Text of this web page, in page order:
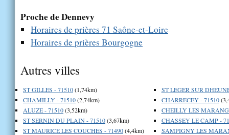
Proche de Dennevy
Horaires de prières 71 Saône-et-Loire
Horaires de prières Bourgogne
Autres villes
ST GILLES - 71510(1,74km)
CHAMILLY - 71510(2,74km)
ALUZE - 71510(3,52km)
ST SERNIN DU PLAIN - 71510(3,67km)
ST MAURICE LES COUCHES - 71490(4,4km)
ST LEGER SUR
CHARRECEY - 71510
CHEILLY LES
CHASSEY LE CAMP -
SAMPIGNY LES